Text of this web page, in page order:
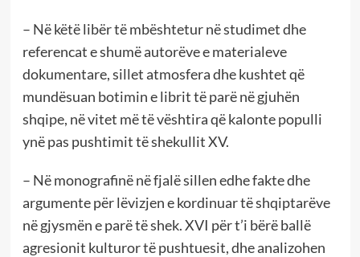
– Në këtë libër të mbështetur në studimet dhe
referencat e shumë autorëve e materialeve
dokumentare, sillet atmosfera dhe kushtet që
mundësuan botimin e librit të parë në gjuhën
shqipe, në vitet më të vështira që kalonte populli
ynë pas pushtimit të shekullit XV.
– Në monografinë në fjalë sillen edhe fakte dhe
argumente për lëvizjen e kordinuar të shqiptarëve
në gjysmën e parë të shek. XVI për t’i bërë ballë
agresionit kulturor të pushtuesit, dhe analizohen